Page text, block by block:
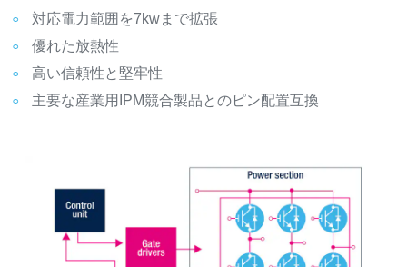
対応電力範囲を7kwまで拡張
優れた放熱性
高い信頼性と堅牢性
主要な産業用IPM競合製品とのピン配置互換